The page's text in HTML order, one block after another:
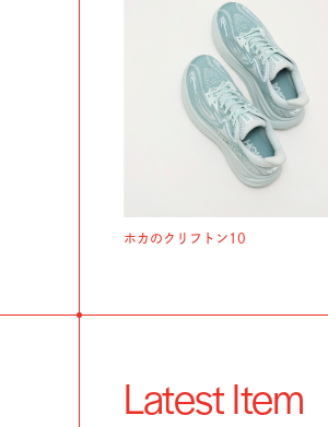
ホカのクリフトン10
Latest Item